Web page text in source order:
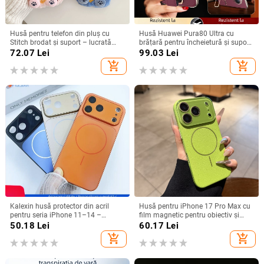
Husă pentru telefon din pluș cu
Stitch brodat și suport – lucrată
manual, stil desen animat drăguț,
protecție anti-cădere, pentru seria
iPhone 11–17
72.07 Lei
add_shopping_cart
Husă Huawei Pura80 Ultra cu
brățară pentru încheietură și suport
rotativ — textură piele Napa
99.03 Lei
add_shopping_cart
Kalexin husă protector din acril
pentru seria iPhone 11–14 –
rezistentă la uzură și la cădere,
personalizabilă, confecționată prin
turnare din plastic, stiluri
50.18 Lei
add_shopping_cart
Husă pentru iPhone 17 Pro Max cu
film magnetic pentru obiectiv și
protecție completă, verde
60.17 Lei
add_shopping_cart